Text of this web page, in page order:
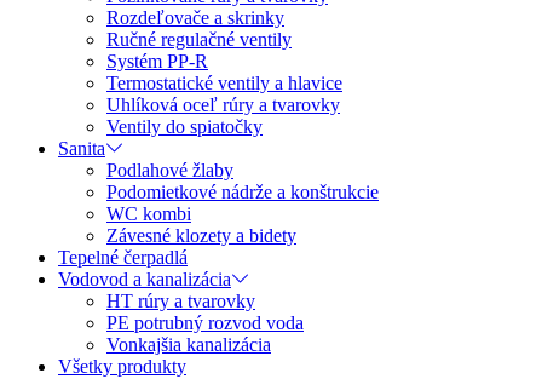
Rozdeľovače a skrinky
Ručné regulačné ventily
Systém PP-R
Termostatické ventily a hlavice
Uhlíková oceľ rúry a tvarovky
Ventily do spiatočky
Sanita
Podlahové žlaby
Podomietkové nádrže a konštrukcie
WC kombi
Závesné klozety a bidety
Tepelné čerpadlá
Vodovod a kanalizácia
HT rúry a tvarovky
PE potrubný rozvod voda
Vonkajšia kanalizácia
Všetky produkty